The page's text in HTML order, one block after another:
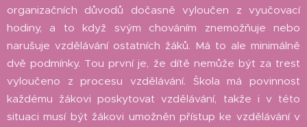
organizačních důvodů dočasně vyloučen z vyučovací
hodiny, a to když svým chováním znemožňuje nebo
narušuje vzdělávání ostatních žáků. Má to ale minimálně
dvě podmínky. Tou první je, že dítě nemůže být za trest
vyloučeno z procesu vzdělávání. Škola má povinnost
každému žákovi poskytovat vzdělávání, takže i v této
situaci musí být žákovi umožněn přístup ke vzdělávání v